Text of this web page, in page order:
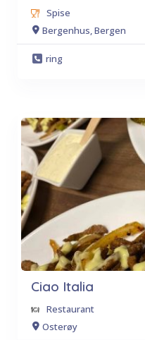
Spise
Bergenhus, Bergen
ring
Ciao Italia
Restaurant
Osterøy